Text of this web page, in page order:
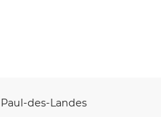
Paul-des-Landes